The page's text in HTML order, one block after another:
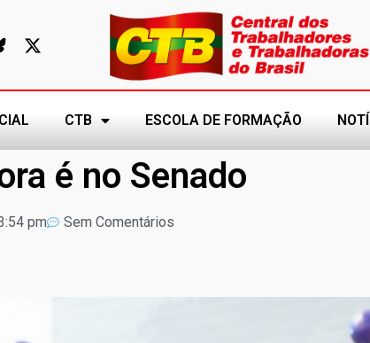
CTB ESCOLA DE FORMAÇÃO
é no Senado
pm Sem Comentários